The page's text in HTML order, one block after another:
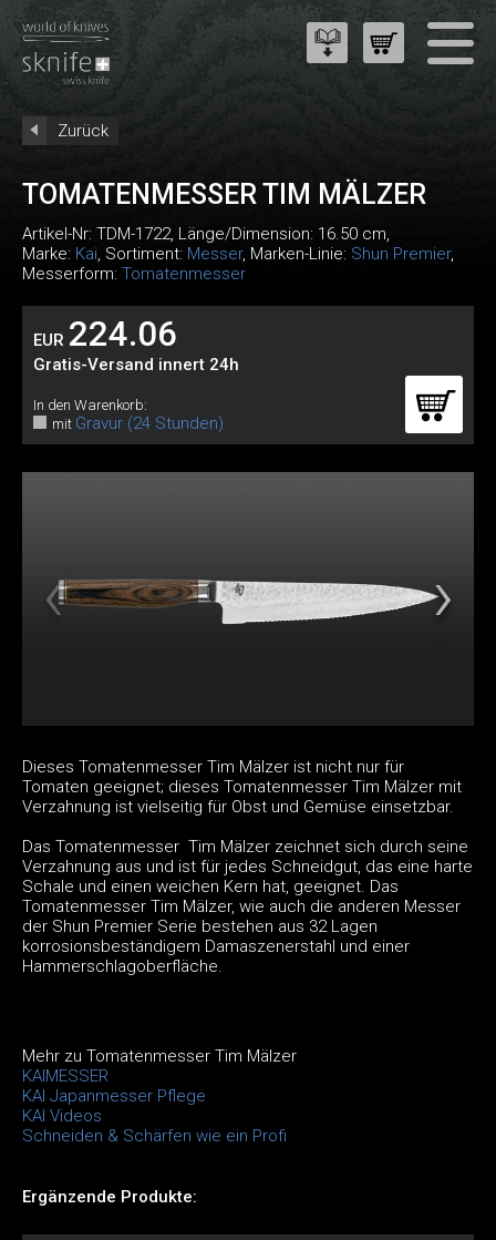
Zurück
TOMATENMESSER TIM MÄLZER
Artikel-Nr: TDM-1722, Länge/Dimension: 16.50 cm,
Marke: Kai, Sortiment: Messer, Marken-Linie: Shun Premier,
Messerform: Tomatenmesser
EUR 224.06
Gratis-Versand innert 24h
In den Warenkorb:
mit Gravur (24 Stunden)
Dieses Tomatenmesser Tim Mälzer ist nicht nur für
Tomaten geeignet; dieses Tomatenmesser Tim Mälzer mit
Verzahnung ist vielseitig für Obst und Gemüse einsetzbar.
Das Tomatenmesser Tim Mälzer zeichnet sich durch seine
Verzahnung aus und ist für jedes Schneidgut, das eine harte
Schale und einen weichen Kern hat, geeignet. Das
Tomatenmesser Tim Mälzer, wie auch die anderen Messer
der Shun Premier Serie bestehen aus 32 Lagen
korrosionsbeständigem Damaszenerstahl und einer
Hammerschlagoberfläche.
Mehr zu Tomatenmesser Tim Mälzer
KAIMESSER
KAI Japanmesser Pflege
KAI Videos
Schneiden & Schärfen wie ein Profi
Ergänzende Produkte: